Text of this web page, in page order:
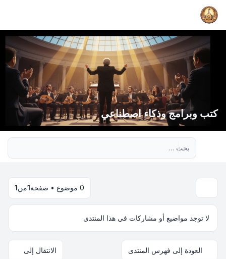
كتب وبرامج وذكاء اصطناعي
0 موضوع • صفحة 1من1
لا توجد مواضيع أو مشاركات في هذا المنتدى
العودة إلى فهرس المنتدى الانتقال إلى